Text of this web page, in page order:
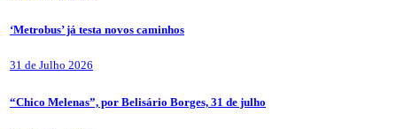
‘Metrobus’ já testa novos caminhos
31 de Julho 2026
“Chico Melenas”, por Belisário Borges, 31 de julho